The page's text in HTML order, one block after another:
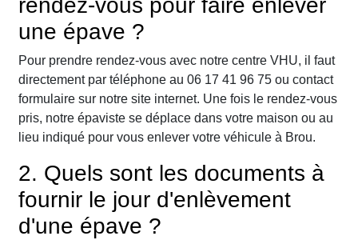
rendez-vous pour faire enlever
une épave ?
Pour prendre rendez-vous avec notre centre VHU, il faut
directement par téléphone au 06 17 41 96 75 ou contact
formulaire sur notre site internet. Une fois le rendez-vous
pris, notre épaviste se déplace dans votre maison ou au
lieu indiqué pour vous enlever votre véhicule à Brou.
2. Quels sont les documents à
fournir le jour d'enlèvement
d'une épave ?